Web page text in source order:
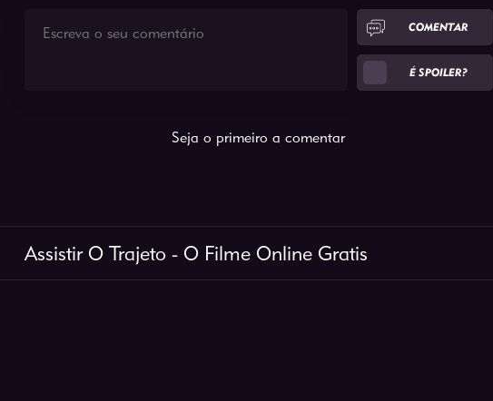
COMENTAR
É SPOILER?
Seja o primeiro a comentar
Assistir O Trajeto - O Filme Online Gratis